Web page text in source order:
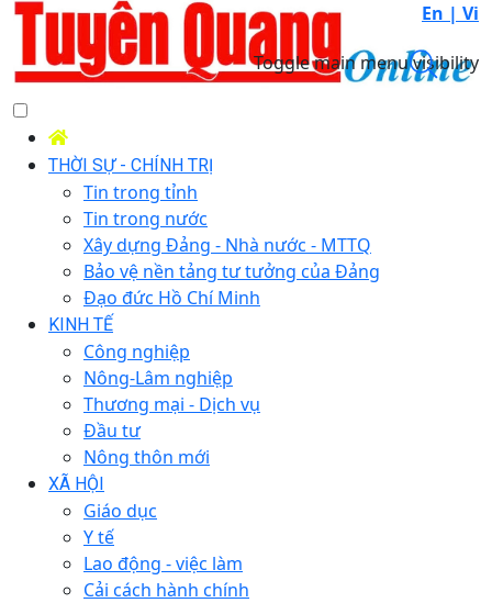
En | Vi
Toggle main menu visibility
THỜI SỰ - CHÍNH TRỊ
Tin trong tỉnh
Tin trong nước
Xây dựng Đảng - Nhà nước - MTTQ
Bảo vệ nền tảng tư tưởng của Đảng
Đạo đức Hồ Chí Minh
KINH TẾ
Công nghiệp
Nông-Lâm nghiệp
Thương mại - Dịch vụ
Đầu tư
Nông thôn mới
XÃ HỘI
Giáo dục
Y tế
Lao động - việc làm
Cải cách hành chính